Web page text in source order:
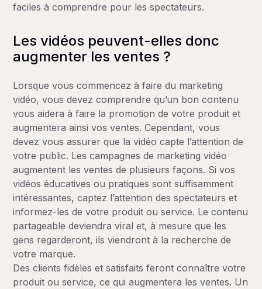
faciles à comprendre pour les spectateurs.
Les vidéos peuvent-elles donc
augmenter les ventes ?
Lorsque vous commencez à faire du marketing
vidéo, vous devez comprendre qu’un bon contenu
vous aidera à faire la promotion de votre produit et
augmentera ainsi vos ventes. Cependant, vous
devez vous assurer que la vidéo capte l’attention de
votre public. Les campagnes de marketing vidéo
augmentent les ventes de plusieurs façons. Si vos
vidéos éducatives ou pratiques sont suffisamment
intéressantes, captez l’attention des spectateurs et
informez-les de votre produit ou service. Le contenu
partageable deviendra viral et, à mesure que les
gens regarderont, ils viendront à la recherche de
votre marque.
Des clients fidèles et satisfaits feront connaître votre
produit ou service, ce qui augmentera les ventes. Un